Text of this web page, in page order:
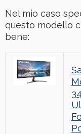
Nel mio caso
questo modello
bene: